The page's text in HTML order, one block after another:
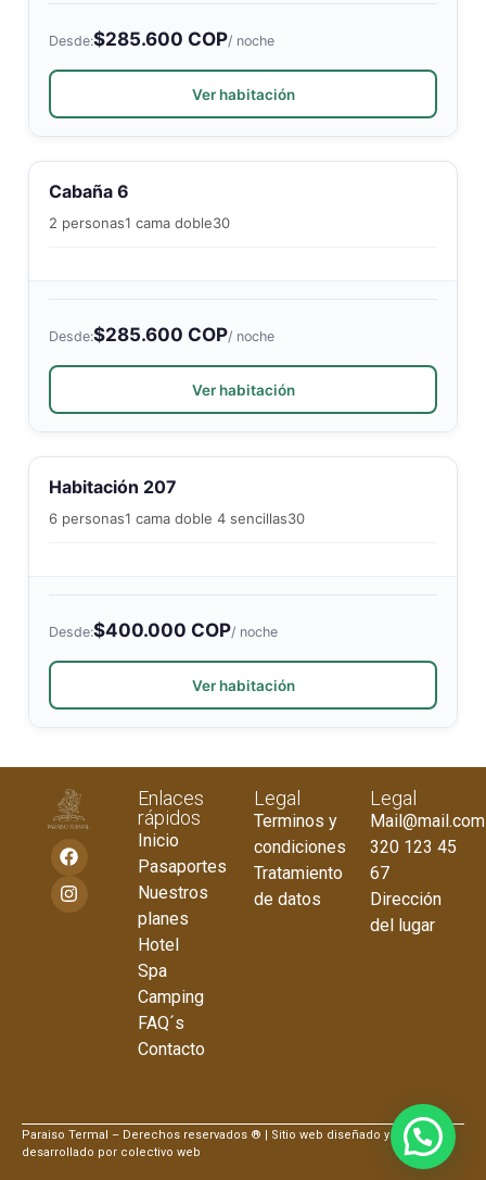
Desde:$285.600 COP/ noche
Ver habitación
Cabaña 6
2 personas1 cama doble30
Desde:$285.600 COP/ noche
Ver habitación
Habitación 207
6 personas1 cama doble 4 sencillas30
Desde:$400.000 COP/ noche
Ver habitación
Enlaces
rápidos
Inicio
Pasaportes
Nuestros
planes
Hotel
Spa
Camping
FAQ´s
Contacto
Legal
Terminos y
condiciones
Tratamiento
de datos
Legal
Mail@mail.com
320 123 45
67
Dirección
del lugar
Paraiso Termal – Derechos reservados ® | Sitio web diseñado y
desarrollado por colectivo web